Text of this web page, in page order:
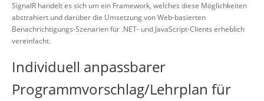
SignalR handelt es sich um ein Framework, welches diese Möglichkeiten
abstrahiert und darüber die Umsetzung von Web-basierten
Benachrichtigungs-Szenarien für .NET- und JavaScript-Clients erheblich
vereinfacht.
Individuell anpassbarer
Programmvorschlag/Lehrplan für